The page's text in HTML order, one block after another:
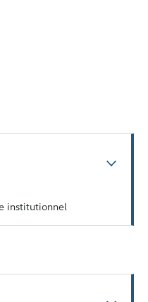
institutionnel